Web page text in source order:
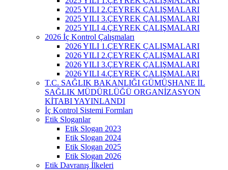
2025 YILI 2.ÇEYREK ÇALIŞMALARI
2025 YILI 3.ÇEYREK ÇALIŞMALARI
2025 YILI 4.ÇEYREK ÇALIŞMALARI
2026 İç Kontrol Çalışmaları
2026 YILI 1.ÇEYREK ÇALIŞMALARI
2026 YILI 2.ÇEYREK ÇALIŞMALARI
2026 YILI 3.ÇEYREK ÇALIŞMALARI
2026 YILI 4.ÇEYREK ÇALIŞMALARI
T.C. SAĞLIK BAKANLIĞI GÜMÜŞHANE İL
SAĞLIK MÜDÜRLÜĞÜ ORGANİZASYON
KİTABI YAYINLANDI
İç Kontrol Sistemi Formları
Etik Sloganlar
Etik Slogan 2023
Etik Slogan 2024
Etik Slogan 2025
Etik Slogan 2026
Etik Davranış İlkeleri